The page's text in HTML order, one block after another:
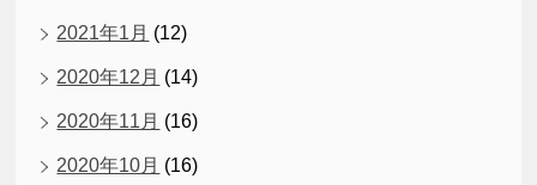
2021年1月 (12)
2020年12月 (14)
2020年11月 (16)
2020年10月 (16)